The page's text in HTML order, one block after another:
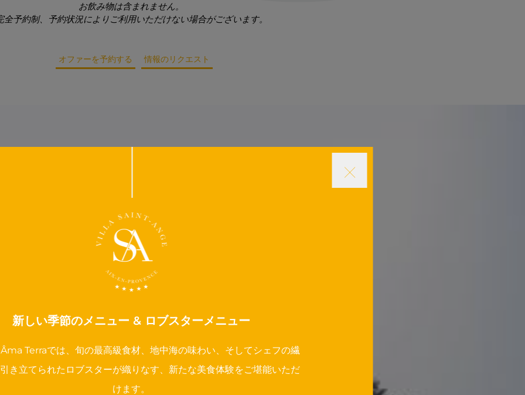
お飲み物は含まれません。
全予約制、予約状況によりご利用いただけない場合がございます。
オファーを予約する 情報のリクエスト
新しい季節のメニュー & ロブスターメニュー
Terraでは、旬の最高級食材、地中海の味わい、そしてシェフの繊
き立てられたロブスターが織りなす、新たな美食体験をご堪能いただ
けます。